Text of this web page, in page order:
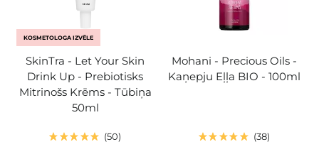
KOSMETOLOGA IZVĒLE
SkinTra - Let Your Skin
Drink Up - Prebiotisks
Mitrinošs Krēms - Tūbiņa
50ml
50
Mohani - Precious Oils -
Kaņepju Eļļa BIO - 100ml
38